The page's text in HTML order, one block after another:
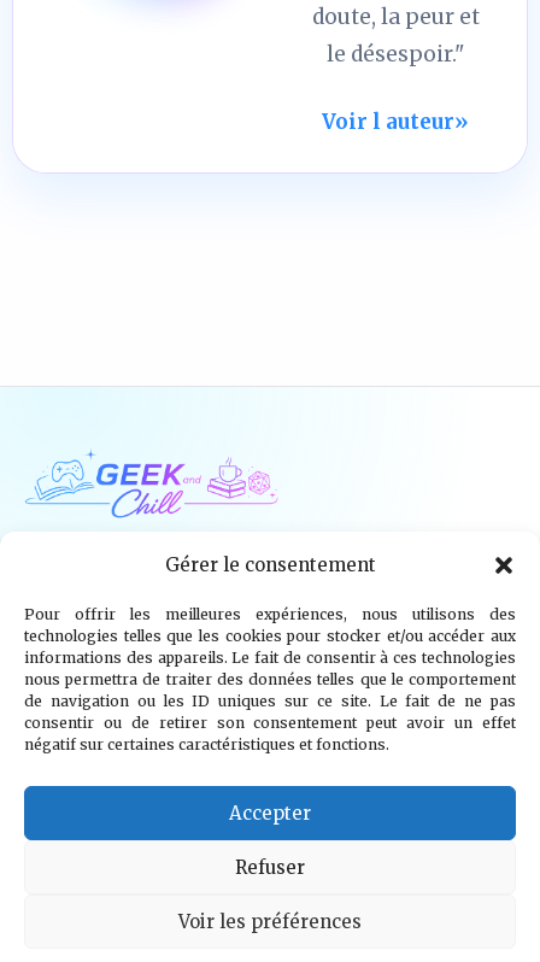
Gérer le consentement
Pour offrir les meilleures expériences, nous utilisons des
technologies telles que les cookies pour stocker et/ou accéder aux
informations des appareils. Le fait de consentir à ces technologies
nous permettra de traiter des données telles que le comportement
de navigation ou les ID uniques sur ce site. Le fait de ne pas
consentir ou de retirer son consentement peut avoir un effet
négatif sur certaines caractéristiques et fonctions.
Accepter
Refuser
Voir les préférences
doute, la peur et
le désespoir."
Voir l auteur»
Jeux Vidéo Tech Tabletop Livres
Mangas / BD TV Goodies Kids
Wargames
info@geekandchill.com